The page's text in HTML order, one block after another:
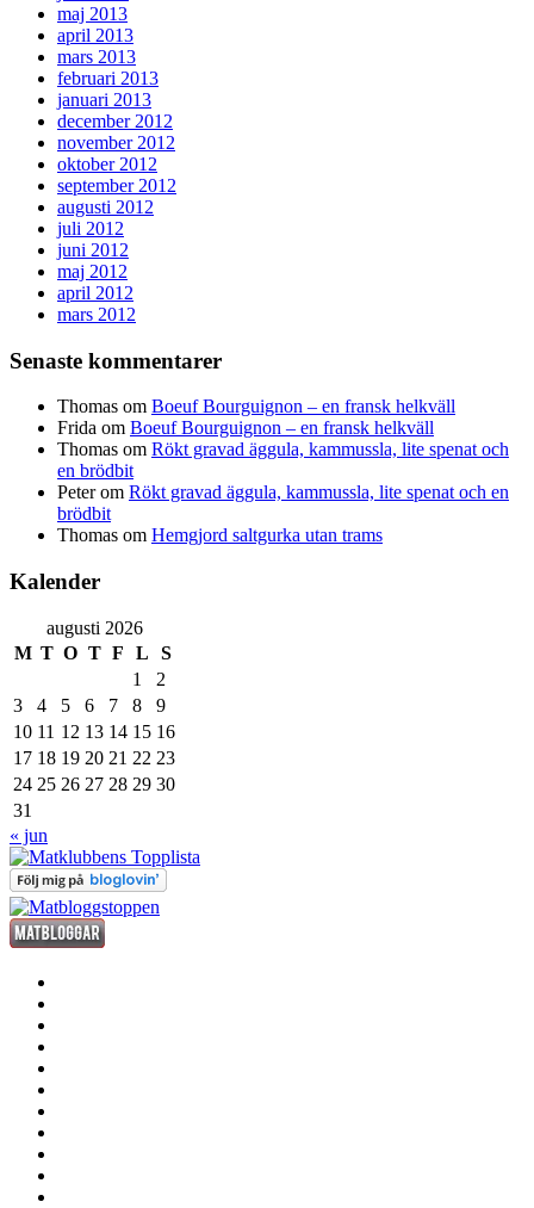
maj 2013
april 2013
mars 2013
februari 2013
januari 2013
december 2012
november 2012
oktober 2012
september 2012
augusti 2012
juli 2012
juni 2012
maj 2012
april 2012
mars 2012
Senaste kommentarer
Thomas om Boeuf Bourguignon – en fransk helkväll
Frida om Boeuf Bourguignon – en fransk helkväll
Thomas om Rökt gravad äggula, kammussla, lite spenat och
en brödbit
Peterom Rökt gravad äggula, kammussla, lite spenat och en
brödbit
Thomas om Hemgjord saltgurka utan trams
Kalender
augusti 2026
M T O T F L
S
1
2
3
4 5 6 7 8
9
10 11 12 13 14 15 16
17 18 19 20 21 22 23
24 25 26 27 28 29 30
31
« jun